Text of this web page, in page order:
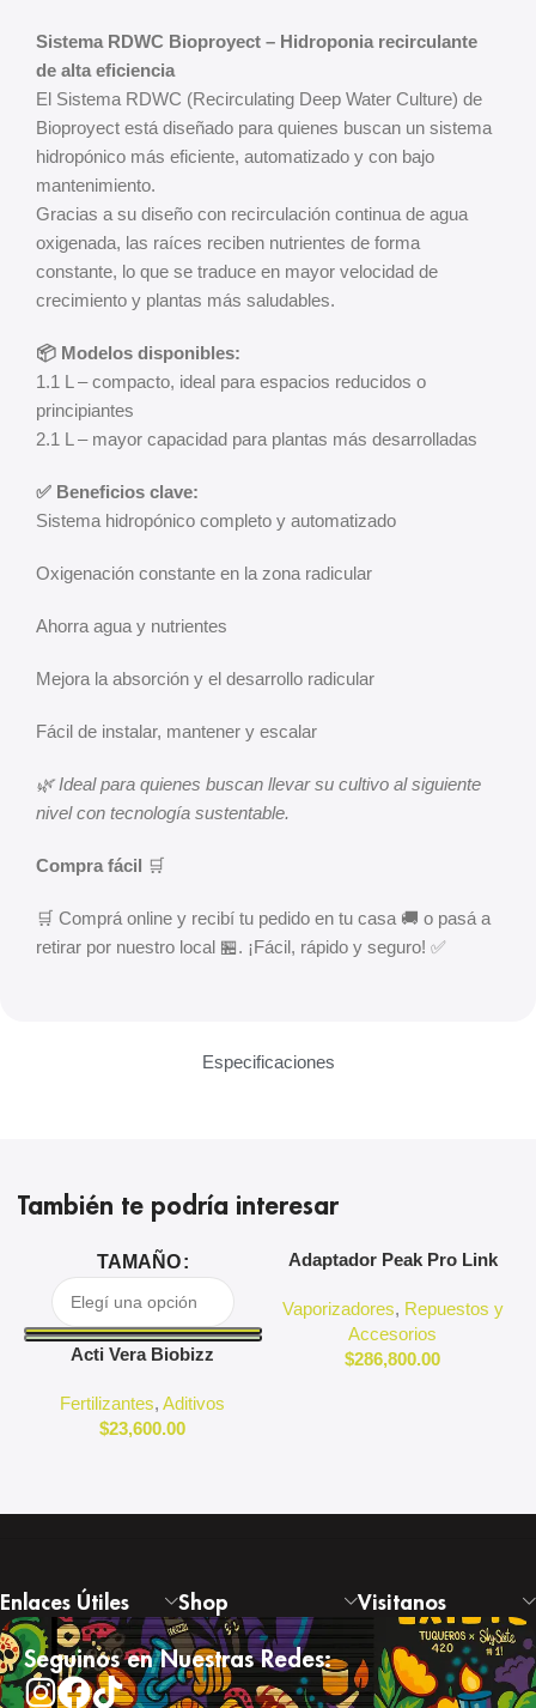
Especificaciones
Sistema RDWC Bioproyect – Hidroponia recirculante
de alta eficiencia
El Sistema RDWC (Recirculating Deep Water Culture) de
Bioproyect está diseñado para quienes buscan un sistema
hidropónico más eficiente, automatizado y con bajo
mantenimiento.
Gracias a su diseño con recirculación continua de agua
oxigenada, las raíces reciben nutrientes de forma
constante, lo que se traduce en mayor velocidad de
crecimiento y plantas más saludables.
📦 Modelos disponibles:
1.1 L – compacto, ideal para espacios reducidos o
principiantes
2.1 L – mayor capacidad para plantas más desarrolladas
✅ Beneficios clave:
Sistema hidropónico completo y automatizado
Oxigenación constante en la zona radicular
Ahorra agua y nutrientes
Mejora la absorción y el desarrollo radicular
Fácil de instalar, mantener y escalar
🌿 Ideal para quienes buscan llevar su cultivo al siguiente
nivel con tecnología sustentable.
Compra fácil 🛒
🛒 Comprá online y recibí tu pedido en tu casa 🚚 o pasá a
retirar por nuestro local 🏪. ¡Fácil, rápido y seguro! ✅
También te podría interesar
TAMAÑO
Acti Vera Biobizz
Fertilizantes,Aditivos
$23,600.00
Adaptador Peak Pro Link
Vaporizadores, Repuestos y
Accesorios
$286,800.00
Enlaces Útiles Shop Visitanos
Seguinos en Nuestras Redes: